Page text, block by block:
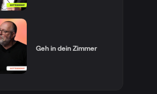
Geh in dein Zimmer